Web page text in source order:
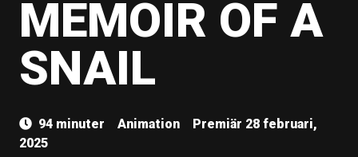
​​MEMOIR OF A
SNAIL
94 minuter Animation
Premiär 28 februari,
2025